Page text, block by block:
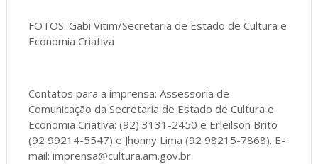
FOTOS: Gabi Vitim/Secretaria de Estado de Cultura e
Economia Criativa
Contatos para a imprensa: Assessoria de
Comunicação da Secretaria de Estado de Cultura e
Economia Criativa: (92) 3131-2450 e Erleilson Brito
(92 99214-5547) e Jhonny Lima (92 98215-7868). E-
mail: imprensa@cultura.am.gov.br